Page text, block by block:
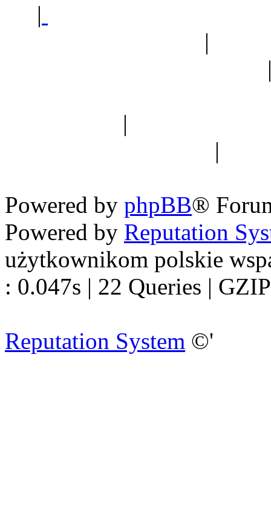
|
|
|
|
Powered by phpBB®
Powered by Reputation
użytkownikom polskie
: 0.047s | 22 Queries |
Reputation System ©'